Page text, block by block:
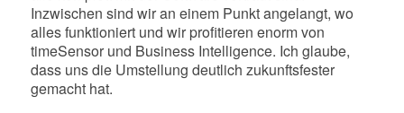
Inzwischen sind wir an einem Punkt angelangt, wo
alles funktioniert und wir profitieren enorm von
timeSensor und Business Intelligence. Ich glaube,
dass uns die Umstellung deutlich zukunftsfester
gemacht hat.